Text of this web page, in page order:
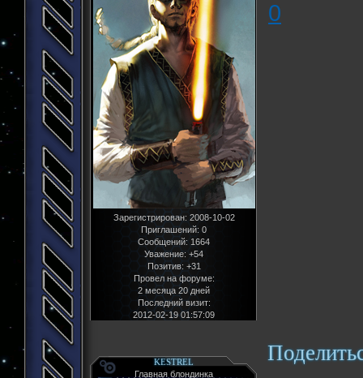
Зарегистрирован: 2008-10-02
Приглашений: 0
Сообщений: 1664
Уважение: +54
Позитив: +31
Провел на форуме:
2 месяца 20 дней
Последний визит:
2012-02-19 01:57:09
0
KESTREL
Главная блондинка